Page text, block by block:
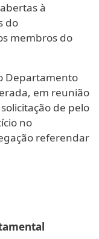
à
do
membros do
Departamento
em reunião
de pelo
no
referendar